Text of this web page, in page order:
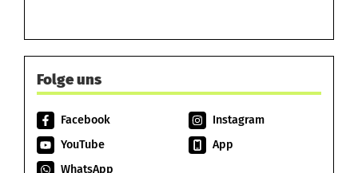
Folge uns
Facebook
Instagram
YouTube
App
WhatsApp